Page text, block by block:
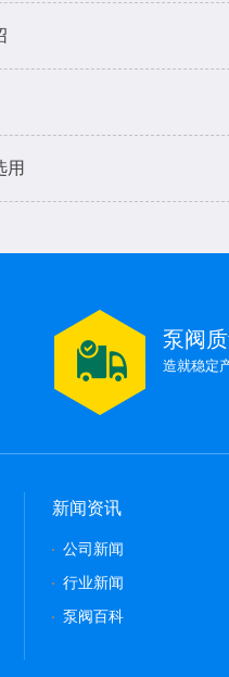
泵阀
造就稳定
新闻资讯
公司新闻
行业新闻
泵阀百科